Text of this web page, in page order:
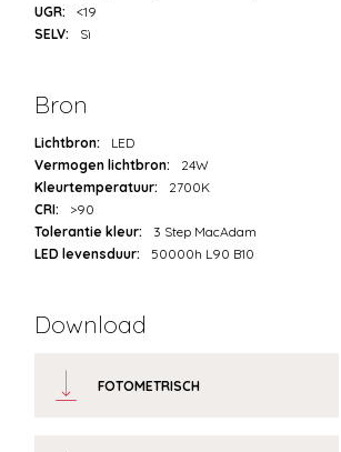
UGR:
<19
SELV:
Sì
Bron
Lichtbron:
LED
Vermogen lichtbron:
24W
Kleurtemperatuur:
2700K
CRI:
>90
Tolerantie kleur:
3 Step MacAdam
LED levensduur:
50000h L90 B10
Download
FOTOMETRISCH